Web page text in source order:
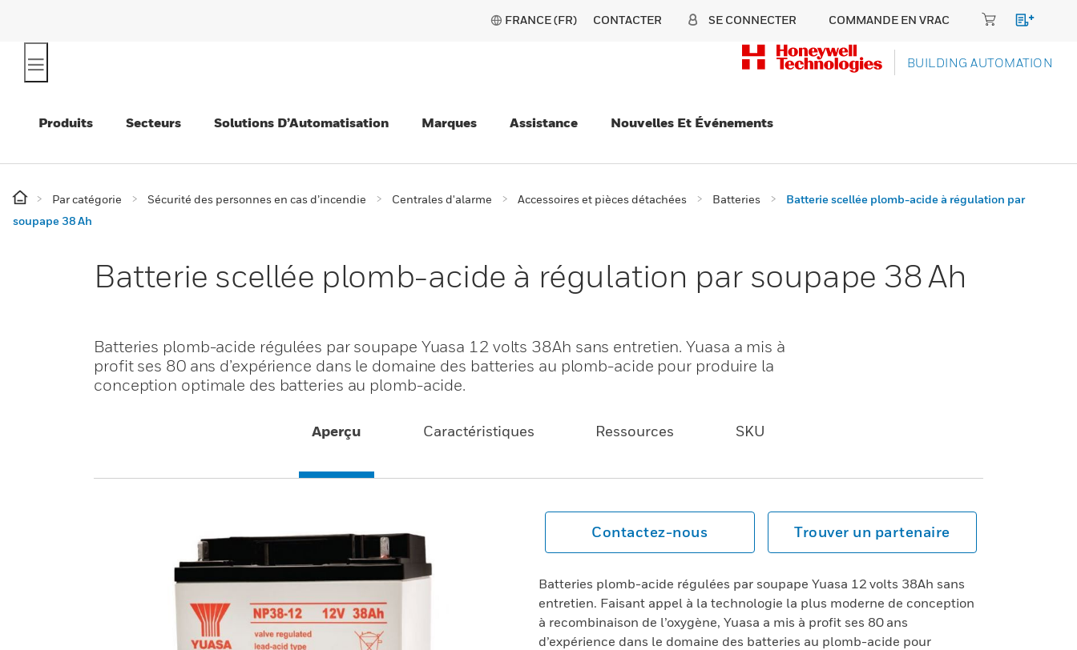
FRANCE (FR) CONTACTER SE CONNECTER COMMANDE EN VRAC
BUILDING AUTOMATION
Produits Secteurs Solutions D’Automatisation Marques Assistance Nouvelles Et Événements
Par catégorie Sécurité des personnes en cas d’incendie Centrales d'alarme Accessoires et pièces détachées Batteries
Batterie scellée plomb-acide à régulation par
soupape 38 Ah
Batterie scellée plomb-acide à régulation par soupape 38 Ah
Batteries plomb-acide régulées par soupape Yuasa 12 volts 38Ah sans entretien. Yuasa a mis à
profit ses 80 ans d’expérience dans le domaine des batteries au plomb-acide pour produire la
conception optimale des batteries au plomb-acide.
Aperçu Caractéristiques Ressources SKU
Contactez-nous Trouver un partenaire
Batteries plomb-acide régulées par soupape Yuasa 12 volts 38Ah sans
entretien. Faisant appel à la technologie la plus moderne de conception
à recombinaison de l’oxygène, Yuasa a mis à profit ses 80 ans
d’expérience dans le domaine des batteries au plomb-acide pour